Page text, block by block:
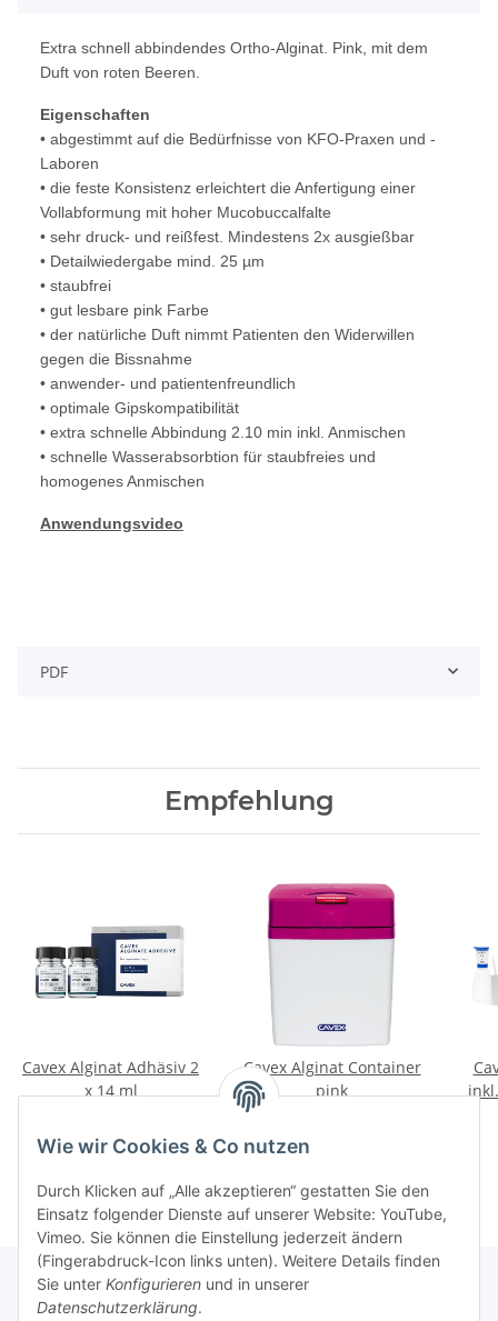
Wie wir Cookies & Co nutzen
Durch Klicken auf „Alle akzeptieren“ gestatten Sie den
Einsatz folgender Dienste auf unserer Website: YouTube,
Vimeo. Sie können die Einstellung jederzeit ändern
(Fingerabdruck-Icon links unten). Weitere Details finden
Sie unter Konfigurieren und in unserer
Datenschutzerklärung.
Extra schnell abbindendes Ortho-Alginat. Pink, mit dem
Duft von roten Beeren.
Eigenschaften
• abgestimmt auf die Bedürfnisse von KFO-Praxen und -
Laboren
• die feste Konsistenz erleichtert die Anfertigung einer
Vollabformung mit hoher Mucobuccalfalte
• sehr druck- und reißfest. Mindestens 2x ausgießbar
• Detailwiedergabe mind. 25 µm
• staubfrei
• gut lesbare pink Farbe
• der natürliche Duft nimmt Patienten den Widerwillen
gegen die Bissnahme
• anwender- und patientenfreundlich
• optimale Gipskompatibilität
• extra schnelle Abbindung 2.10 min inkl. Anmischen
• schnelle Wasserabsorbtion für staubfreies und
homogenes Anmischen
Anwendungsvideo
PDF
Empfehlung
Cavex Alginat Adhäsiv 2
x 14 ml
Cavex Alginat Container
pink